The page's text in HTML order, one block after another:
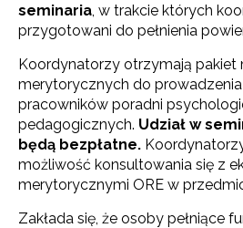
seminaria , w trakcie których
przygotowani do pełnienia
Koordynatorzy otrzymają pakiet
merytorycznych do
pracowników poradni
pedagogicznych. Udział w
będą bezpłatne.
możliwość konsultowania się z
merytorycznymi ORE w
Zakłada się, że osoby pełniące